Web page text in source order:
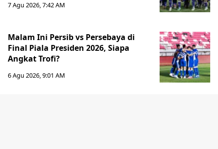
7 Agu 2026, 7:42 AM
Malam Ini Persib vs Persebaya di
Final Piala Presiden 2026, Siapa
Angkat Trofi?
6 Agu 2026, 9:01 AM